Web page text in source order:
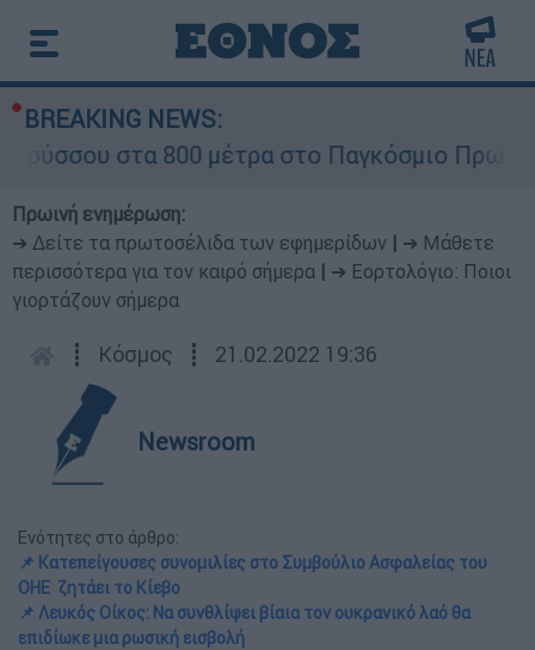
BREAKING NEWS:
στα 800 μέτρα στο Παγκόσμιο Πρωτάθλημα
Πρωινή ενημέρωση:
➔ Δείτε τα πρωτοσέλιδα των εφημερίδων
➔ Μάθετε
περισσότερα για τον καιρό σήμερα
➔ Εορτολόγιο: Ποιοι
γιορτάζουν σήμερα
┋ Κόσμος ┋ 21.02.2022 19:36
Newsroom
Ενότητες στο άρθρο:
📌 Κατεπείγουσες συνομιλίες στο Συμβούλιο Ασφαλείας του
ΟΗΕ ζητάει το Κίεβο
📌 Λευκός Οίκος: Να συνθλίψει βίαια τον ουκρανικό λαό θα
επιδίωκε μια ρωσική εισβολή